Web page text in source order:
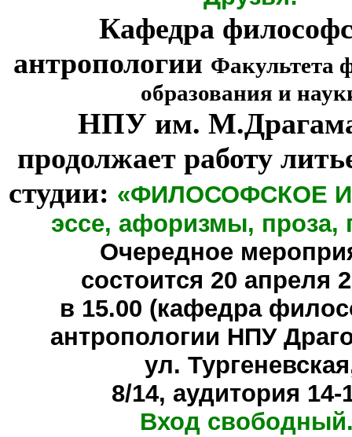
Кафедра
антропологии Факультета
образования и
НПУ им.
продолжает работу
студии: «ФИЛОСОФСКОЕ
эссе, афоризмы, проза,
Очередное
состоится 20 апреля
в 15.00 (кафедра
антропологии НПУ
ул.
8/14, аудитория 14-
Вход